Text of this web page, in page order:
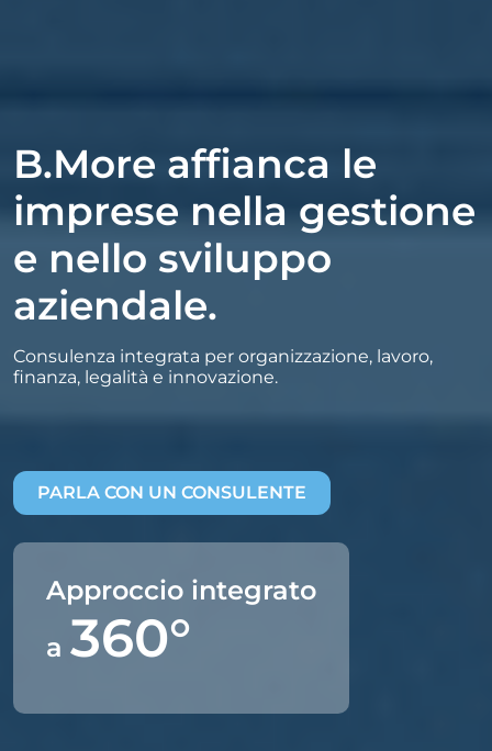
B.More affianca le
imprese nella gestione
e nello sviluppo
aziendale.
Consulenza integrata per organizzazione, lavoro,
finanza, legalità e innovazione.
PARLA CON UN CONSULENTE
Approccio integrato
a 360°